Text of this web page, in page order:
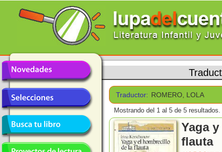
Traductor: ROMERO, LOLA
Mostrando del 1 al 5 de 5 resultados.
Yaga
flauta